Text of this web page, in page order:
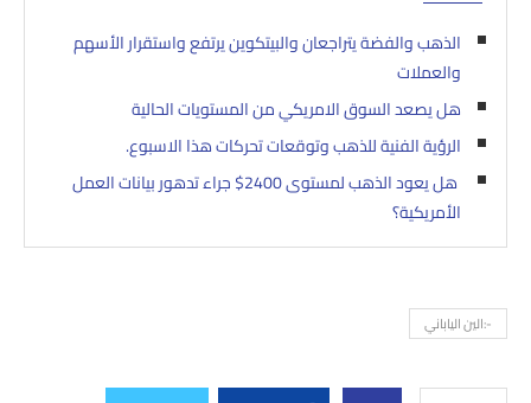
الذهب والفضة يتراجعان والبيتكوين يرتفع واستقرار الأسهم
والعملات
هل يصعد السوق الامريكي من المستويات الحالية
الرؤية الفنية للذهب وتوقعات تحركات هذا الاسبوع.
هل يعود الذهب لمستوى 2400$ جراء تدهور بيانات العمل
الأمريكية؟
-:الين الياباني